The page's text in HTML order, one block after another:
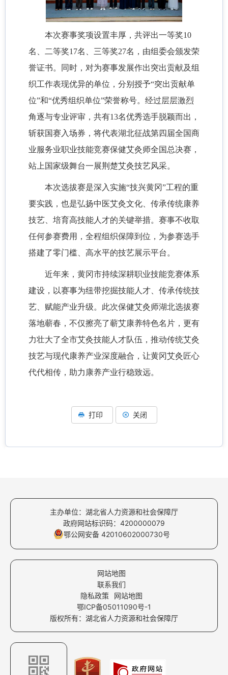
本次赛事奖项设置丰厚，共评出一等奖10
名、二等奖17名、三等奖27名，由组委会颁发荣
誉证书。同时，对为赛事发展作出突出贡献及组
织工作表现优异的单位，分别授予“突出贡献单
位”和“优秀组织单位”荣誉称号。经过层层激烈
角逐与专业评审，共有13名优秀选手脱颖而出，
斩获国赛入场券，将代表湖北征战第四届全国商
业服务业职业技能竞赛保健艾灸师全国总决赛，
站上国家级舞台一展荆楚艾灸技艺风采。
本次选拔赛是深入实施“技兴黄冈”工程的重
要实践，也是弘扬中医艾灸文化、传承传统康养
技艺、培育高技能人才的关键举措。赛事不收取
任何参赛费用，全程组织保障到位，为参赛选手
搭建了零门槛、高水平的技艺展示平台。
近年来，黄冈市持续深耕职业技能竞赛体系
建设，以赛事为纽带挖掘技能人才、传承传统技
艺、赋能产业升级。此次保健艾灸师湖北选拔赛
落地蕲春，不仅擦亮了蕲艾康养特色名片，更有
力壮大了全市艾灸技能人才队伍，推动传统艾灸
技艺与现代康养产业深度融合，让黄冈艾灸匠心
代代相传，助力康养产业行稳致远。
打印 关闭
主办单位：湖北省人力资源和社会保障厅
政府网站标识码：4200000079
鄂公网安备 42010602000730号
网站地图
联系我们
隐私政策
网站地图
鄂ICP备05011090号-1
版权所有：湖北省人力资源和社会保障厅